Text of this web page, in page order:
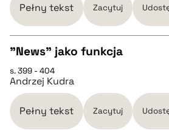
BIBTEX
Pełny tekst Zacytuj
CZYSTY TEKST
pobierz cytat
"News" jako funkcja
s. 399 - 404
Andrzej Kudra
Pełny tekst Zacytuj